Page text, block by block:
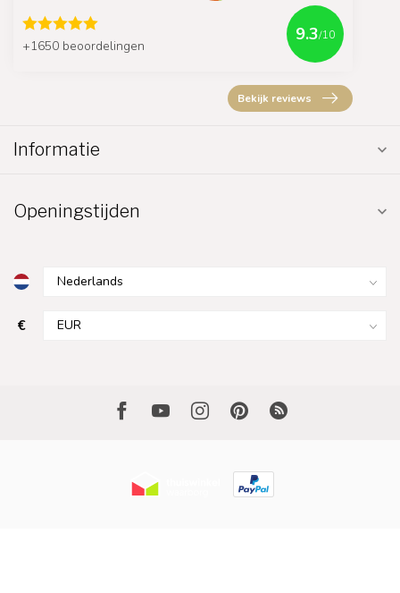
+1650 beoordelingen
9.3/10
Bekijk reviews
Informatie
Openingstijden
€